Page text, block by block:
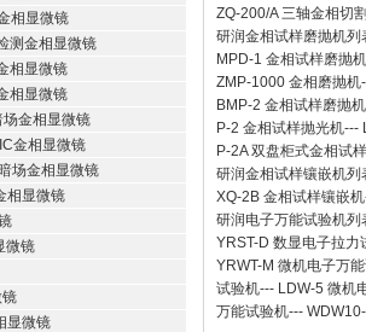
相显微镜
测金相显微镜
相显微镜
相显微镜
金相显微镜
金相显微镜
场金相显微镜
相显微镜
微镜
镜
显微镜
ZQ-200/A 三轴金相切
研润金相试样磨抛机列
MPD-1 金相试样磨抛机
ZMP-1000 金相磨抛机
BMP-2 金相试样磨抛机
P-2 金相试样抛光机---
P-2A 双盘柜式金相试
研润金相试样镶嵌机列
XQ-2B 金相试样镶嵌机
研润电子万能试验机列
YRST-D 数显电子拉力
YRWT-M 微机电子万
试验机--- LDW-5 微机
万能试验机---